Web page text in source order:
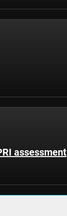
assessment